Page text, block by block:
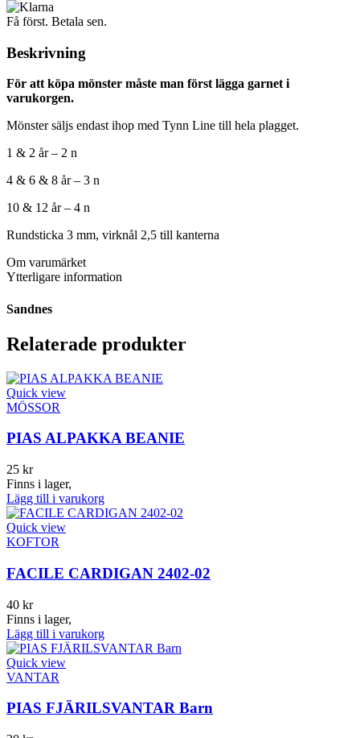
Få först. Betala sen.
Beskrivning
För att köpa mönster måste man först lägga garnet i
varukorgen.
Mönster säljs endast ihop med Tynn Line till hela plagget.
1 & 2 år – 2 n
4 & 6 & 8 år – 3 n
10 & 12 år – 4 n
Rundsticka 3 mm, virknål 2,5 till kanterna
Om varumärket
Ytterligare information
Sandnes
Relaterade produkter
Quick view
MÖSSOR
PIAS ALPAKKA BEANIE
25 kr
Finns i lager,
Lägg till i varukorg
Quick view
KOFTOR
FACILE CARDIGAN 2402-02
40 kr
Finns i lager,
Lägg till i varukorg
Quick view
VANTAR
PIAS FJÄRILSVANTAR Barn